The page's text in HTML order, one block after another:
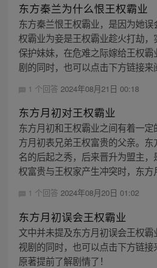
东方秦兰为什么恨王权霸业
东方秦兰恨王权霸业，是因为她
权霸业为妾是王权霸业趁火打劫
保护妹妹，在危难之际嫁给王权
剧的同时，也可以点击下方链接来
1 个回答 2024年08月21日 00:18
东方月初对王权霸业
东方月初和王权霸业之间有着一
方月初表兄弟王权富贵的父亲。
名的后起之秀，后来晋升为盟主
权富贵与王权家产生冲突时，东方
1 个回答 2024年08月20日 01:02
东方月初误会王权霸业
文中并未提及东方月初误会王权
视剧的同时，也可以点击下方链接
原著提前了解剧情了！